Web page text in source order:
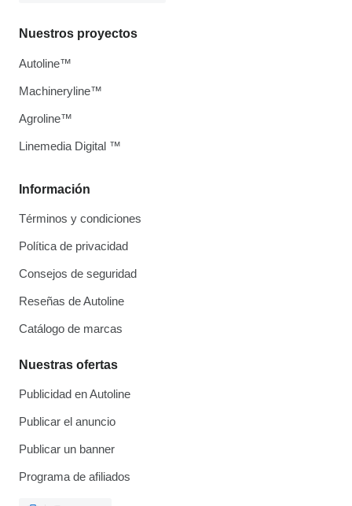
Información
Términos y condiciones
Política de privacidad
Consejos de seguridad
Reseñas de Autoline
Catálogo de marcas
Nuestras ofertas
Publicidad en Autoline
Publicar el anuncio
Publicar un banner
Programa de afiliados
Nuestros proyectos
Autoline™
Machineryline™
Agroline™
Linemedia Digital ™